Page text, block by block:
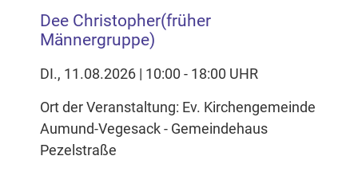
Dee Christopher(früher
Männergruppe)
DI., 11.08.2026 | 10:00 - 18:00 UHR
Ort der Veranstaltung: Ev. Kirchengemeinde
Aumund-Vegesack - Gemeindehaus
Pezelstraße